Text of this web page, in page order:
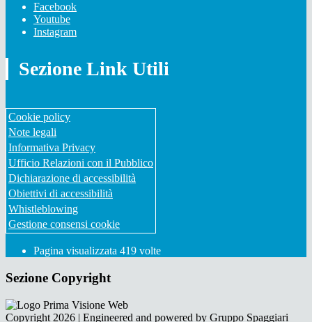
Facebook
Youtube
Instagram
Sezione Link Utili
Cookie policy
Note legali
Informativa Privacy
Ufficio Relazioni con il Pubblico
Dichiarazione di accessibilità
Obiettivi di accessibilità
Whistleblowing
Gestione consensi cookie
Pagina visualizzata 419 volte
Sezione Copyright
Copyright 2026 | Engineered and powered by Gruppo Spaggiari